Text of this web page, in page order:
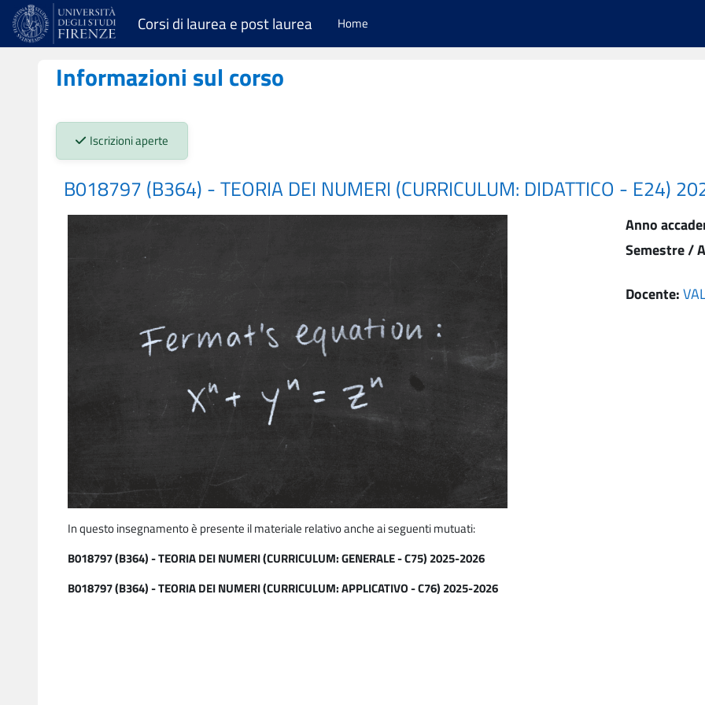
Vai al contenuto principale
Corsi di laurea e post laurea Home
Informazioni sul corso
Stato iscrizioni:
Iscrizioni aperte
B018797 (B364) - TEORIA DEI NUMERI (CURRICULUM: DIDATTICO - E24)
In questo insegnamento è presente il materiale relativo anche ai seguenti mutuati:
B018797 (B364) - TEORIA DEI NUMERI (CURRICULUM: GENERALE - C75) 2025-2026
B018797 (B364) - TEORIA DEI NUMERI (CURRICULUM: APPLICATIVO - C76) 2025-2026
Anno
Semestre /
Docente: